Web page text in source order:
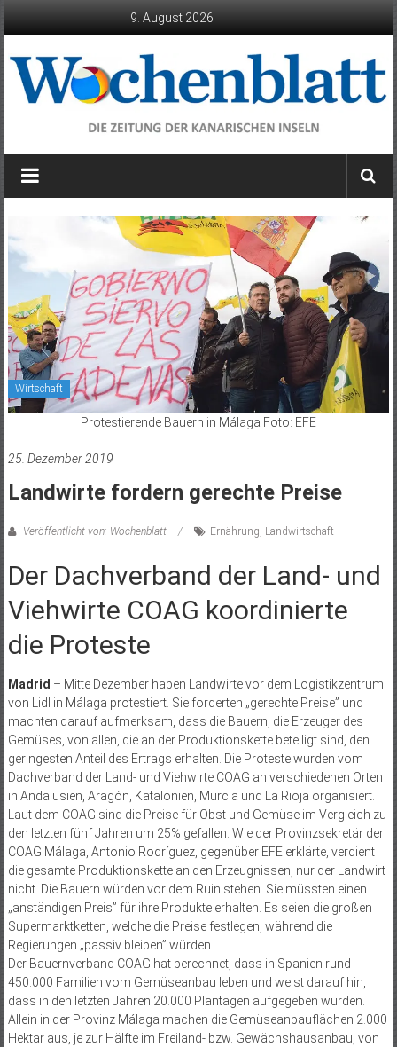
9. August 2026
Wochenblatt
die
Kanarischen
Inseln
Wirtschaft
Protestierende Bauern in Málaga Foto: EFE
25. Dezember 2019
Landwirte fordern gerechte Preise
Veröffentlicht von: Wochenblatt Ernährung, Landwirtschaft
Der Dachverband der Land- und
Viehwirte COAG koordinierte
die Proteste
Madrid – Mitte Dezember haben Landwirte vor dem Logistikzentrum
von Lidl in Málaga protestiert. Sie forderten „gerechte Preise” und
machten darauf aufmerksam, dass die Bauern, die Erzeuger des
Gemüses, von allen, die an der Produk­tionskette beteiligt sind, den
geringesten Anteil des Ertrags erhalten. Die Proteste wurden vom
Dachverband der Land- und Viehwirte COAG an verschiedenen Orten
in Andalusien, Aragón, Katalonien, Murcia und La Rioja organisiert.
Laut dem COAG sind die Preise für Obst und Gemüse im Vergleich zu
den letzten fünf Jahren um 25% gefallen. Wie der Provinzsekretär der
COAG Málaga, Antonio Rodríguez, gegenüber EFE erklärte, verdient
die gesamte Produktionskette an den Erzeugnissen, nur der Landwirt
nicht. Die Bauern würden vor dem Ruin stehen. Sie müssten einen
„anständigen Preis” für ihre Produkte erhalten. Es seien die großen
Supermarktketten, welche die Preise festlegen, während die
Regierungen „passiv bleiben” würden.
Der Bauernverband COAG hat berechnet, dass in Spanien rund
450.000 Familien vom Gemüseanbau leben und weist darauf hin,
dass in den letzten Jahren 20.000 Plantagen aufgegeben wurden.
Allein in der Provinz Málaga machen die Gemüseanbauflächen 2.000
Hektar aus, je zur Hälfte im Freiland- bzw. Gewächshausanbau, von